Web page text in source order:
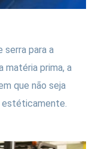
serra para a
matéria prima, a
que não seja